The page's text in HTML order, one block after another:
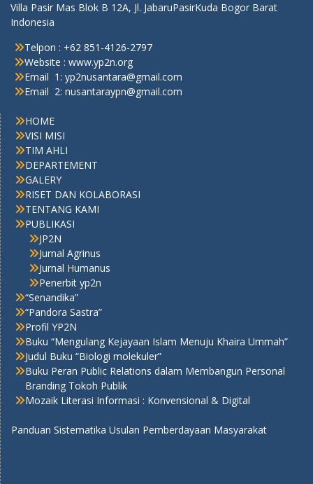
Villa Pasir Mas Blok B 12A, Jl. JabaruPasirKuda Bogor Barat
Indonesia
Telpon : +62 851-4126-2797
Website : www.yp2n.org
Email 1: yp2nusantara@gmail.com
Email 2: nusantaraypn@gmail.com
HOME
VISI MISI
TIM AHLI
DEPARTEMENT
GALERY
RISET DAN KOLABORASI
TENTANG KAMI
PUBLIKASI
JP2N
Jurnal Agrinus
Jurnal Humanus
Penerbit yp2n
“Senandika”
“Pandora Sastra”
Profil YP2N
Buku “Mengulang Kejayaan Islam Menuju Khaira Ummah”
Judul Buku “Biologi molekuler”
Buku Peran Public Relations dalam Membangun Personal
Branding Tokoh Publik
Mozaik Literasi Informasi : Konvensional & Digital
Panduan Sistematika Usulan Pemberdayaan Masyarakat